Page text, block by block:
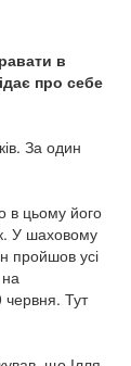
в
про себе
За один
в цьому його
У шаховому
пройшов усі
на
червня. Тут